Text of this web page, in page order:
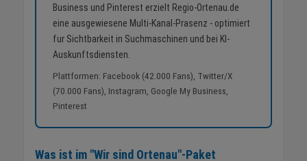
Business und Pinterest erzielt Regio-Ortenau.de
eine ausgewiesene Multi-Kanal-Prasenz - optimiert
fur Sichtbarkeit in Suchmaschinen und bei KI-
Auskunftsdiensten.
Plattformen: Facebook (42.000 Fans), Twitter/X
(70.000 Fans), Instagram, Google My Business,
Pinterest
Was ist im "Wir sind Ortenau"-Paket